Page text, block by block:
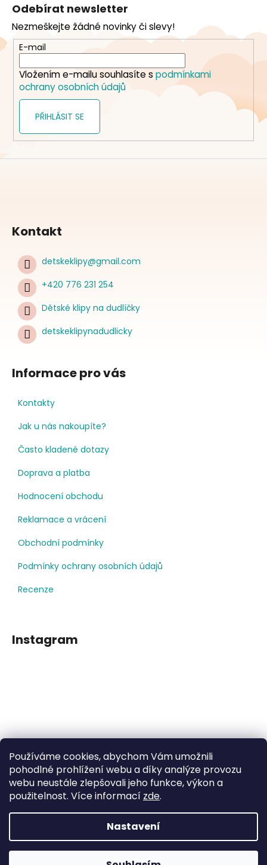
Používáme cookies, abychom Vám umožnili
pohodlné prohlížení webu a díky analýze provozu
webu neustále zlepšovali jeho funkce, výkon a
použitelnost. Více informací zde.
Nastavení
a
t
Odebírat newsletter
Nezmeškejte žádné novinky či slevy!
E-mail
Vložením e-mailu souhlasíte s podmínkami
ochrany osobních údajů
PŘIHLÁSIT SE
Kontakt
detskeklipy@gmail.com
+420 776 231 254
Dětské klipy na dudlíčky
detskeklipynadudlicky
Informace pro vás
Kontakty
Jak u nás nakoupíte?
Často kladené dotazy
Doprava a platba
Hodnocení obchodu
Reklamace a vrácení
Obchodní podmínky
Podmínky ochrany osobních údajů
Recenze
Instagram
Sledovat na Instagramu
Facebook
Vytvořil Shoptet